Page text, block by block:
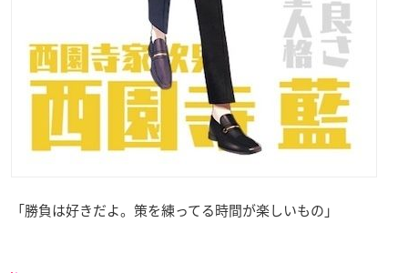
「勝負は好きだよ。策を練ってる時間が楽しいもの」